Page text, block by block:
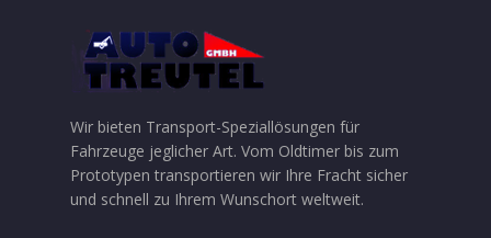
Wir bieten Transport-Speziallösungen für
Fahrzeuge jeglicher Art. Vom Oldtimer bis zum
Prototypen transportieren wir Ihre Fracht sicher
und schnell zu Ihrem Wunschort weltweit.